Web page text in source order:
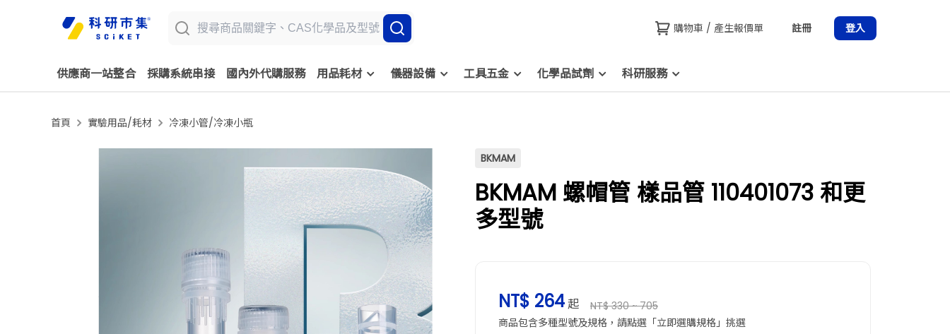
購物車 / 產生報價單 註冊 登入
供應商一站整合 採購系統串接 國內外代購服務 用品耗材 儀器設備 工具五金 化學品試劑 科研服務
首頁 實驗用品/耗材 冷凍小管/冷凍小瓶
BKMAM
BKMAM 螺帽管 樣品管 110401073 和更
多型號
NT$ 264起
NT$ 330 ~ 705
商品包含多種型號及規格，請點選「立即選購規格」挑選